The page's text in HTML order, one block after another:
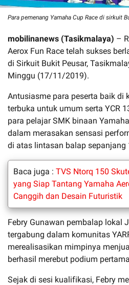
Para pemenang Yamaha Cup Race di sirkuit
mobilinanews (Tasikmalaya) –
Aerox Fun Race telah sukses
di Sirkuit Bukit Peusar,
Minggu (17/11/2019).
Antusiasme para peserta baik di
terbuka untuk umum serta YCR
para pelajar SMK binaan
dalam merasakan sensasi
di atas lintasan balap sepanjang
Baca juga : TVS Ntorq 150
yang Siap Tantang Yamaha
Canggih dan Desain Futuristik
Febry Gunawan pembalap lokal
tergabung dalam komunitas
merealisasikan mimpinya
berhasil merebut podium
Sejak di sesi kualifikasi, Febry